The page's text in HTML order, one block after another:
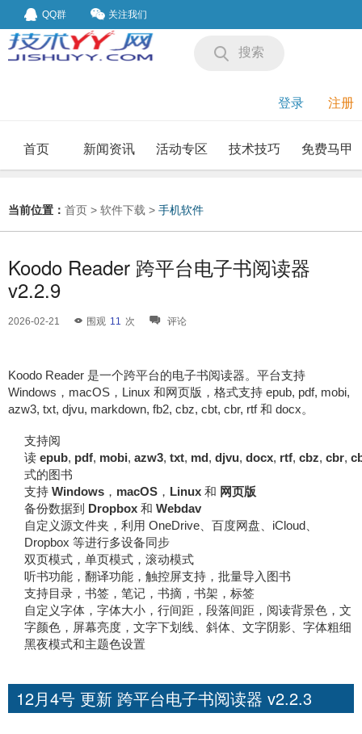
QQ群 关注我们
搜索
登录 注册
首页 新闻资讯 活动专区 技术技巧 免费马甲
当前位置： 首页 > 软件下载 > 手机软件
Koodo Reader 跨平台电子书阅读器
v2.2.9
2026-02-21 围观 11 次 评论
Koodo Reader 是一个跨平台的电子书阅读器。平台支持
Windows，macOS，Linux 和网页版，格式支持 epub, pdf, mobi,
azw3, txt, djvu, markdown, fb2, cbz, cbt, cbr, rtf 和 docx。
支持阅
读 epub, pdf, mobi, azw3, txt, md, djvu, docx, rtf, cbz, cbr,
式的图书
支持 Windows， macOS， Linux和 网页版
备份数据到 Dropbox和 Webdav
自定义源文件夹，利用 OneDrive、百度网盘、iCloud、
Dropbox 等进行多设备同步
双页模式，单页模式，滚动模式
听书功能，翻译功能，触控屏支持，批量导入图书
支持目录，书签，笔记，书摘，书架，标签
自定义字体，字体大小，行间距，段落间距，阅读背景色，文
字颜色，屏幕亮度，文字下划线、斜体、文字阴影、字体粗细
黑夜模式和主题色设置
12月4号 更新 跨平台电子书阅读器 v2.2.3